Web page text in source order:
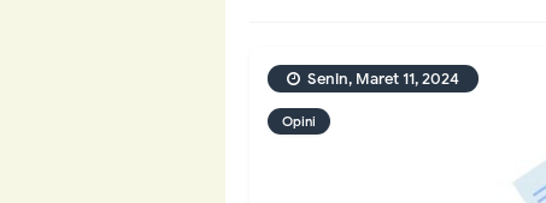
Opini
Senin, Maret 11, 2024